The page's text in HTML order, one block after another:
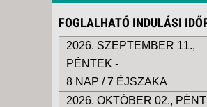
FOGLALHATÓ INDULÁSI
2026. SZEPTEMBER 11.,
PÉNTEK -
8 NAP / 7 ÉJSZAKA
2026. OKTÓBER 02.,